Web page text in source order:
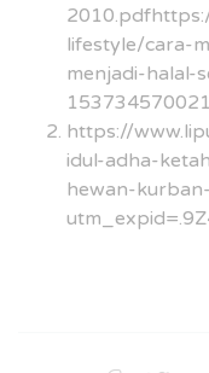
lifestyle/cara-
menjadi-halal-
https://
idul-adha-
hewan-